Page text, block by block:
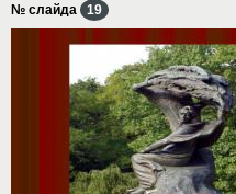
№ слайда 19